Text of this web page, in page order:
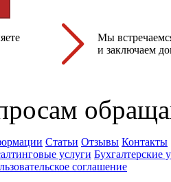
Мы
и заключаем
Статьи Отзывы Контакты
услуги Бухгалтерские
соглашение